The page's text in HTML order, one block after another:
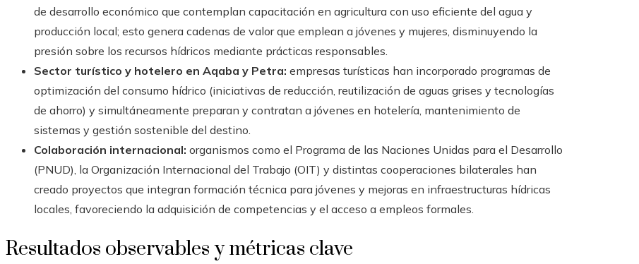
de desarrollo económico que contemplan capacitación en agricultura con uso eficiente del agua y
producción local; esto genera cadenas de valor que emplean a jóvenes y mujeres, disminuyendo la
presión sobre los recursos hídricos mediante prácticas responsables.
Sector turístico y hotelero en Aqaba y Petra: empresas turísticas han incorporado programas de
optimización del consumo hídrico (iniciativas de reducción, reutilización de aguas grises y tecnologías
de ahorro) y simultáneamente preparan y contratan a jóvenes en hotelería, mantenimiento de
sistemas y gestión sostenible del destino.
Colaboración internacional: organismos como el Programa de las Naciones Unidas para el Desarrollo
(PNUD), la Organización Internacional del Trabajo (OIT) y distintas cooperaciones bilaterales han
creado proyectos que integran formación técnica para jóvenes y mejoras en infraestructuras hídricas
locales, favoreciendo la adquisición de competencias y el acceso a empleos formales.
Resultados observables y métricas clave